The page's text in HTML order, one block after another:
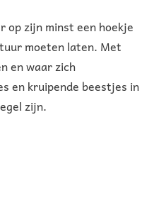
zijn minst een hoekje
moeten laten. Met
en waar zich
en kruipende beestjes in
zijn.